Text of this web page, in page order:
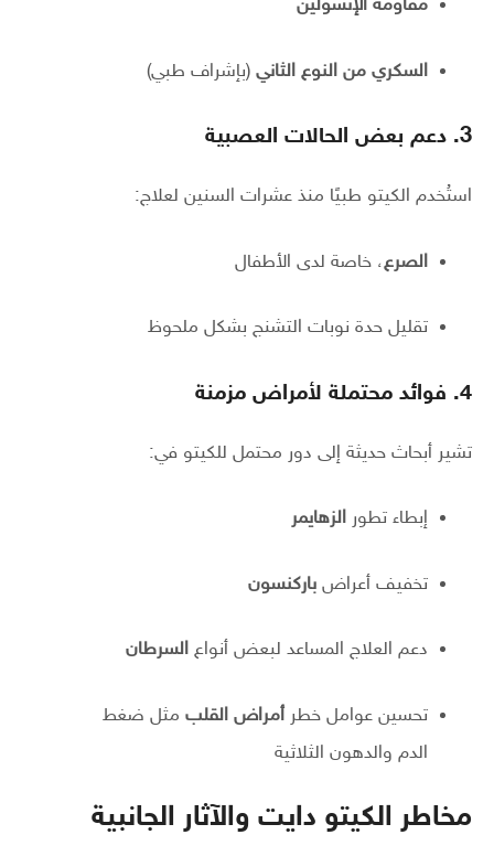
مقاومة الإنسولين
السكري من النوع الثاني (بإشراف طبي)
3. دعم بعض الحالات العصبية
استُخدم الكيتو طبيًا منذ عشرات السنين لعلاج:
الصرع، خاصة لدى الأطفال
تقليل حدة نوبات التشنج بشكل ملحوظ
4. فوائد محتملة لأمراض مزمنة
تشير أبحاث حديثة إلى دور محتمل للكيتو في:
إبطاء تطور الزهايمر
تخفيف أعراض باركنسون
دعم العلاج المساعد لبعض أنواع السرطان
تحسين عوامل خطر أمراض القلب مثل ضغط
الدم والدهون الثلاثية
مخاطر الكيتو دايت والآثار الجانبية